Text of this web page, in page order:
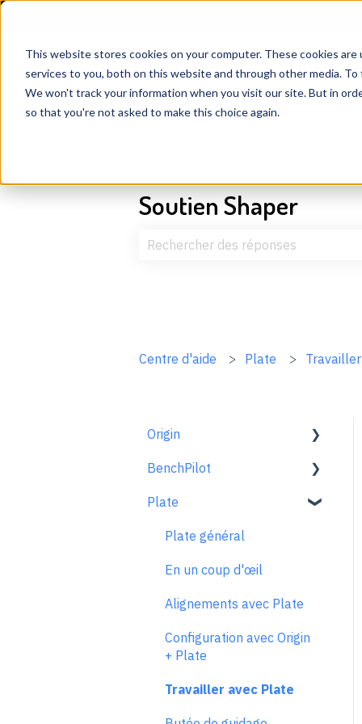
This website stores cookies on your computer. These cookies
services to you, both on this website and through other media.
We won't track your information when you visit our site. But in
so that you're not asked to make this choice again.
Soutien Shaper
Centre d'aide Plate
Origin
Pour bien démarrer
Configuration de l'espace
Le mode fraiser
Principes et techniques de
BenchPilot
Connecter à BenchPilot
Réglages avant le
fraisage
Dépannage de BenchPilot
Plate
Plate général
En un coup d'œil
Alignements avec Plate
Configuration avec Origin
+ Plate
Travailler avec Plate